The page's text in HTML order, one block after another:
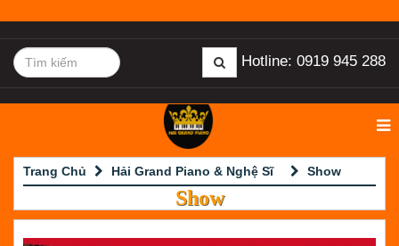
Hotline: 0919 945 288
Trang Chủ Hải Grand Piano & Nghệ Sĩ Show
Show